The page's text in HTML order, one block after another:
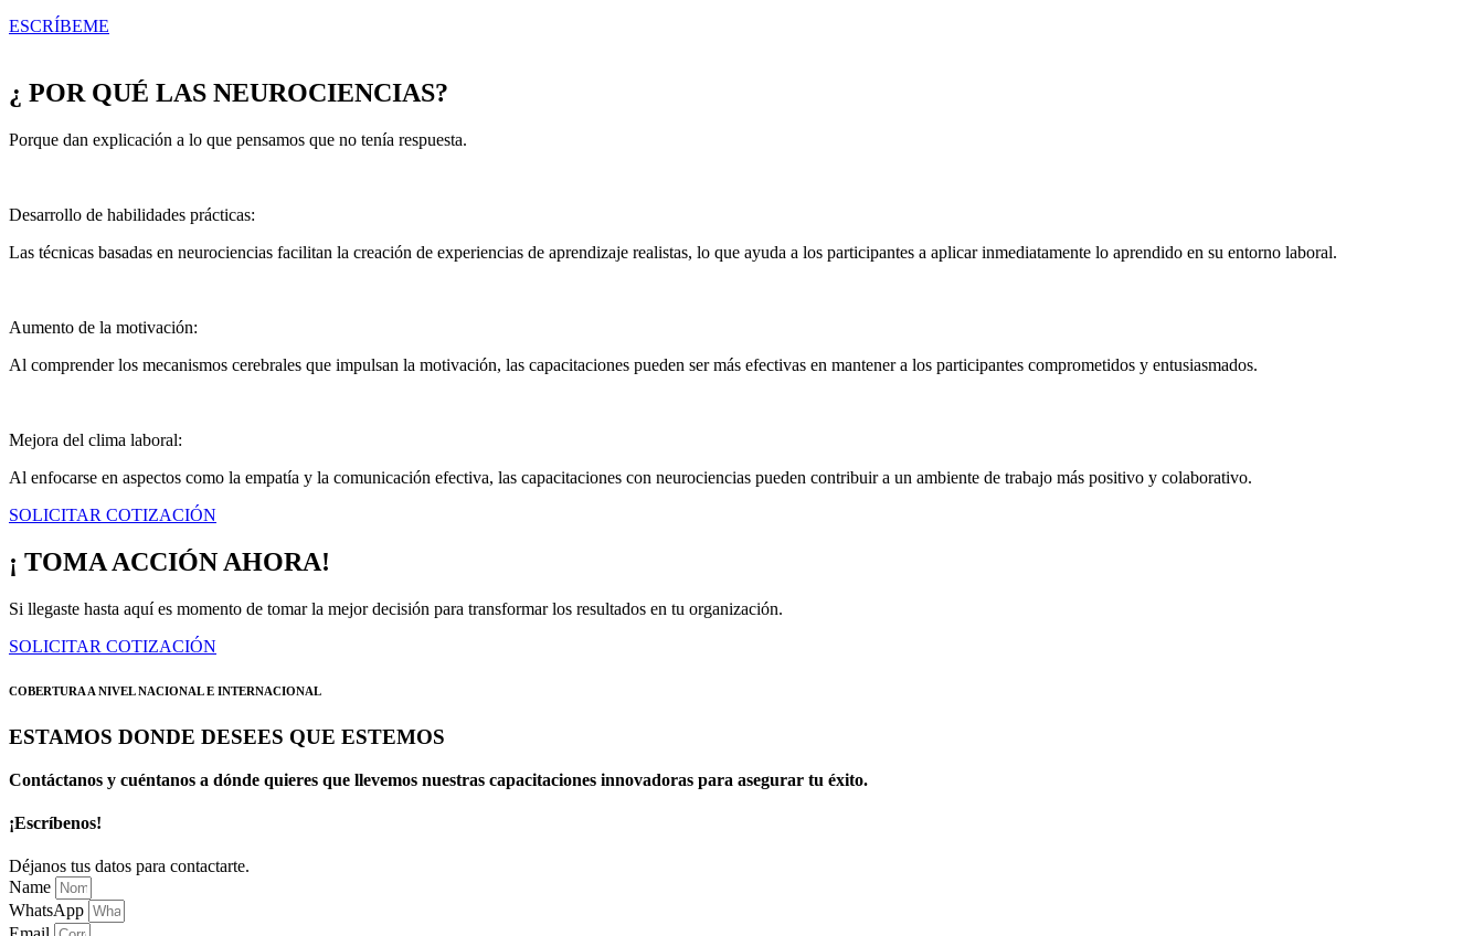
ESCRÍBEME
¿ POR QUÉ LAS NEUROCIENCIAS?
Porque dan explicación a lo que pensamos que no tenía respuesta.
Desarrollo de habilidades prácticas:
Las técnicas basadas en neurociencias facilitan la creación de experiencias de aprendizaje realistas, lo que ayuda a los participantes a aplicar inmediatamente lo aprendido en su entorno laboral.
Aumento de la motivación:
Al comprender los mecanismos cerebrales que impulsan la motivación, las capacitaciones pueden ser más efectivas en mantener a los participantes comprometidos y entusiasmados.
Mejora del clima laboral:
Al enfocarse en aspectos como la empatía y la comunicación efectiva, las capacitaciones con neurociencias pueden contribuir a un ambiente de trabajo más positivo y colaborativo.
SOLICITAR COTIZACIÓN
¡ TOMA ACCIÓN AHORA!
Si llegaste hasta aquí es momento de tomar la mejor decisión para transformar los resultados en tu organización.
SOLICITAR COTIZACIÓN
COBERTURA A NIVEL NACIONAL E INTERNACIONAL
ESTAMOS DONDE DESEES QUE ESTEMOS
Contáctanos y cuéntanos a dónde quieres que llevemos nuestras capacitaciones innovadoras para asegurar tu éxito.
¡Escríbenos!
Déjanos tus datos para contactarte.
Name
WhatsApp